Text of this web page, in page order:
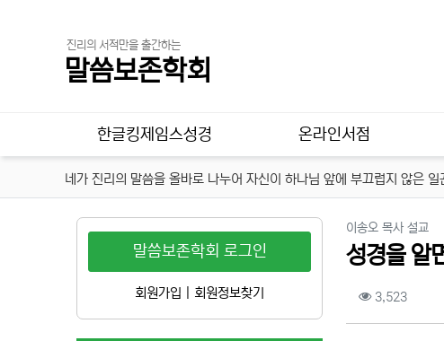
진리의 서적만을 출간하는
말씀보존학회
한글킹제임스성경 온라인서점
네가 진리의 말씀을 올바로 나누어 자신이 하나님 앞에 부끄럽지 않은
이송오 목사 설교
성경을 알
컨텐츠 정
3,523조회
말씀보존학회 로그인
회원가입 회원정보찾기